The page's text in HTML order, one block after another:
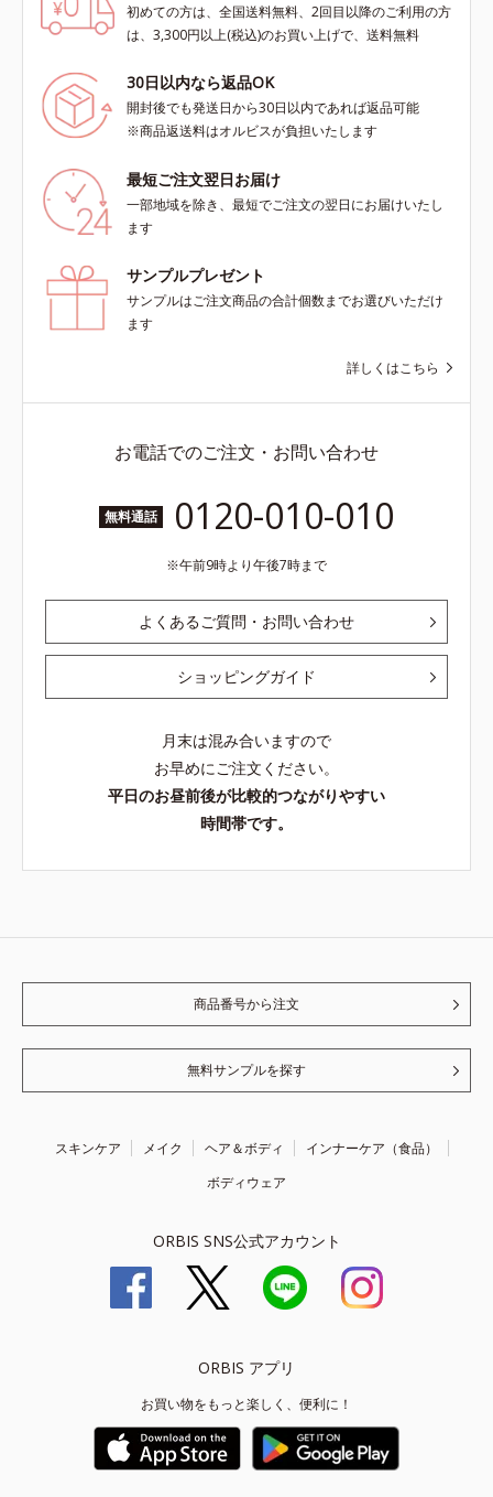
初めての方は、全国送料無料、2回目以降のご利用の方
は、3,300円以上(税込)のお買い上げで、送料無料
30日以内なら返品OK
開封後でも発送日から30日以内であれば返品可能
※商品返送料はオルビスが負担いたします
最短ご注文翌日お届け
一部地域を除き、最短でご注文の翌日にお届けいたし
ます
サンプルプレゼント
サンプルはご注文商品の合計個数までお選びいただけ
ます
詳しくはこちら
お電話でのご注文・お問い合わせ
無料通話 0120-010-010
午前9時より午後7時まで
よくあるご質問・お問い合わせ
ショッピングガイド
月末は混み合いますので
お早めにご注文ください。
平日のお昼前後が比較的つながりやすい
時間帯です。
商品番号から注文
無料サンプルを探す
スキンケア メイク ヘア＆ボディ
インナーケア（食品）
ボディウェア
ORBIS SNS公式アカウント
ORBIS アプリ
お買い物をもっと楽しく、便利に！